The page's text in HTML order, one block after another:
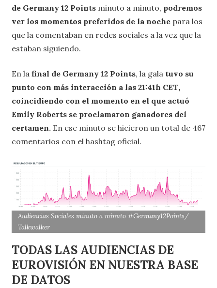
de Germany 12 Points minuto a minuto, podremos
ver los momentos preferidos de la noche para los
que la comentaban en redes sociales a la vez que la
estaban siguiendo.
En la final de Germany 12 Points, la gala tuvo su
punto con más interacción a las 21:41h CET,
coincidiendo con el momento en el que actuó
Emily Roberts se proclamaron ganadores del
certamen. En ese minuto se hicieron un total de 467
comentarios con el hashtag oficial.
Audiencias Sociales minuto a minuto #Germany12Points/
Talkwalker
TODAS LAS AUDIENCIAS DE
EUROVISIÓN EN NUESTRA BASE
DE DATOS